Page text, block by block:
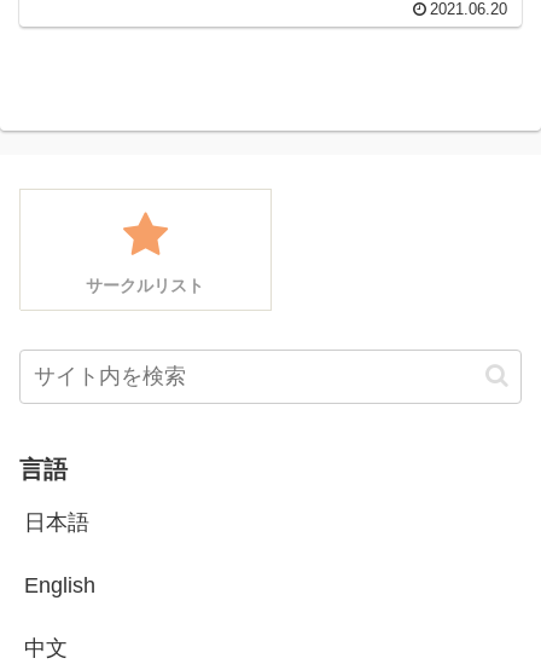
2021.06.20
サークルリスト
言語
日本語
English
中文